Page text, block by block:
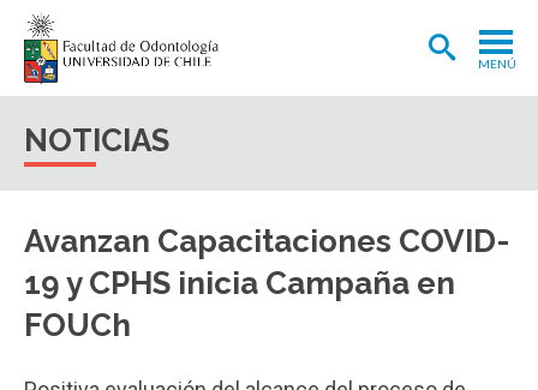
MENÚ
NOTICIAS
Avanzan Capacitaciones COVID-
19 y CPHS inicia Campaña en
FOUCh